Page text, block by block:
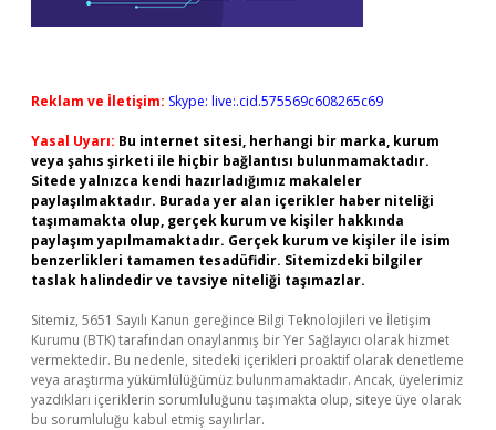
Reklam ve İletişim: Skype: live:.cid.575569c608265c69
Yasal Uyarı: Bu internet sitesi, herhangi bir marka, kurum
veya şahıs şirketi ile hiçbir bağlantısı bulunmamaktadır.
Sitede yalnızca kendi hazırladığımız makaleler
paylaşılmaktadır. Burada yer alan içerikler haber niteliği
taşımamakta olup, gerçek kurum ve kişiler hakkında
paylaşım yapılmamaktadır. Gerçek kurum ve kişiler ile isim
benzerlikleri tamamen tesadüfidir. Sitemizdeki bilgiler
taslak halindedir ve tavsiye niteliği taşımazlar.
Sitemiz, 5651 Sayılı Kanun gereğince Bilgi Teknolojileri ve İletişim
Kurumu (BTK) tarafından onaylanmış bir Yer Sağlayıcı olarak hizmet
vermektedir. Bu nedenle, sitedeki içerikleri proaktif olarak denetleme
veya araştırma yükümlülüğümüz bulunmamaktadır. Ancak, üyelerimiz
yazdıkları içeriklerin sorumluluğunu taşımakta olup, siteye üye olarak
bu sorumluluğu kabul etmiş sayılırlar.